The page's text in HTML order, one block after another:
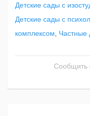
Детские сады с
Детские сады с
комплексом
Частные
Сообщить